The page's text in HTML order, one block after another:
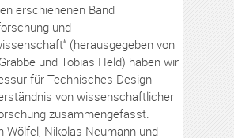
erschienenen Band
und
(herausgegeben von
und Tobias Held) haben wir
für Technisches Design
von wissenschaftlicher
zusammengefasst.
Wölfel, Nikolas Neumann und